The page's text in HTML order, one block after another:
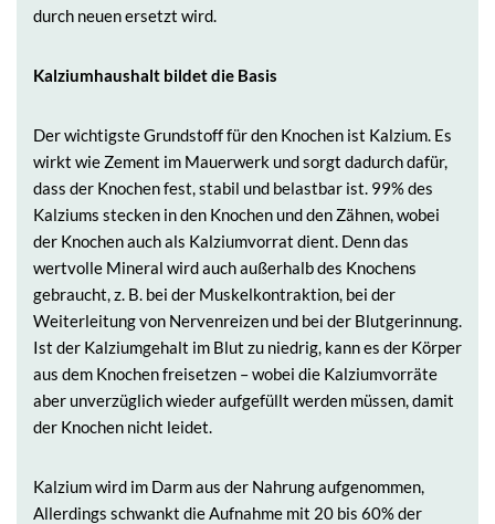
durch neuen ersetzt wird.
Kalziumhaushalt bildet die Basis
Der wichtigste Grundstoff für den Knochen ist Kalzium. Es
wirkt wie Zement im Mauerwerk und sorgt dadurch dafür,
dass der Knochen fest, stabil und belastbar ist. 99% des
Kalziums stecken in den Knochen und den Zähnen, wobei
der Knochen auch als Kalziumvorrat dient. Denn das
wertvolle Mineral wird auch außerhalb des Knochens
gebraucht, z. B. bei der Muskelkontraktion, bei der
Weiterleitung von Nervenreizen und bei der Blutgerinnung.
Ist der Kalziumgehalt im Blut zu niedrig, kann es der Körper
aus dem Knochen freisetzen – wobei die Kalziumvorräte
aber unverzüglich wieder aufgefüllt werden müssen, damit
der Knochen nicht leidet.
Kalzium wird im Darm aus der Nahrung aufgenommen,
Allerdings schwankt die Aufnahme mit 20 bis 60% der